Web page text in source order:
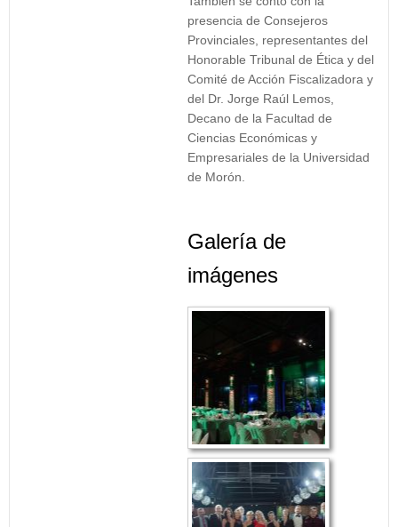
presencia de Consejeros
Provinciales, representantes del
Honorable Tribunal de Ética y del
Comité de Acción Fiscalizadora y
del Dr. Jorge Raúl Lemos,
Decano de la Facultad de
Ciencias Económicas y
Empresariales de la Universidad
de Morón.
Galería de
imágenes